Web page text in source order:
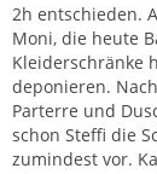
2h entschieden.
Moni, die heute
Kleiderschränke
deponieren.
Parterre und
schon Steffi die
zumindest vor.